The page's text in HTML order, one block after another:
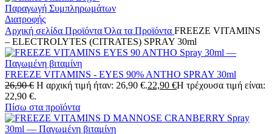
Αρχική σελίδα ΠροϊόνταΌλα τα Προϊόντα FREEZE VITAMINS
– ELECTROLYTES (CITRATES) SPRAY 30ml
FREEZE VITAMINS - EYES 90% ANTHO SPRAY 30ml
26,90€ Η αρχική τιμή ήταν: 26,90 €.22,90 €Η τρέχουσα τιμή είναι:
22,90 €.
Πίσω στα προϊόντα